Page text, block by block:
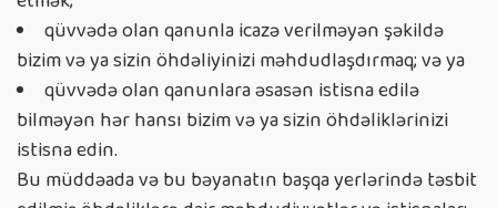
qüvvədə olan qanunla icazə verilməyən şəkildə
bizim və ya sizin öhdəliyinizi məhdudlaşdırmaq; və ya
qüvvədə olan qanunlara əsasən istisna edilə
bilməyən hər hansı bizim və ya sizin öhdəliklərinizi
istisna edin.
Bu müddəada və bu bəyanatın başqa yerlərində təsbit